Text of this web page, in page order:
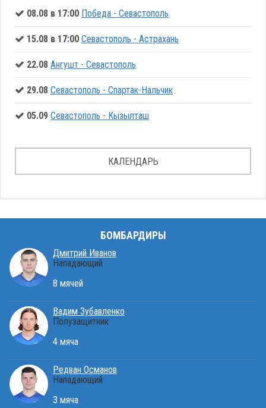
08.08 в 17:00 Победа - Севастополь
15.08 в 17:00 Севастополь - Астрахань
22.08 Ангушт - Севастополь
29.08 Севастополь - Спартак-Нальчик
05.09 Севастополь - Кызылташ
КАЛЕНДАРЬ
БОМБАРДИРЫ
Дмитрий Иванов
Нападающий
8 мячей
Вадим Зубавленко
Полузащитник
4 мяча
Редван Османов
Нападающий
3 мяча